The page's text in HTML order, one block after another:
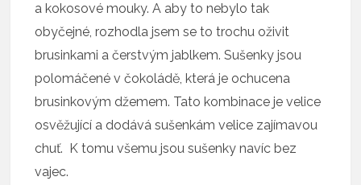
a kokosové mouky. A aby to nebylo tak
obyčejné, rozhodla jsem se to trochu oživit
brusinkami a čerstvým jablkem. Sušenky jsou
polomáčené v čokoládě, která je ochucena
brusinkovým džemem. Tato kombinace je velice
osvěžující a dodává sušenkám velice zajímavou
chuť. K tomu všemu jsou sušenky navíc bez
vajec.